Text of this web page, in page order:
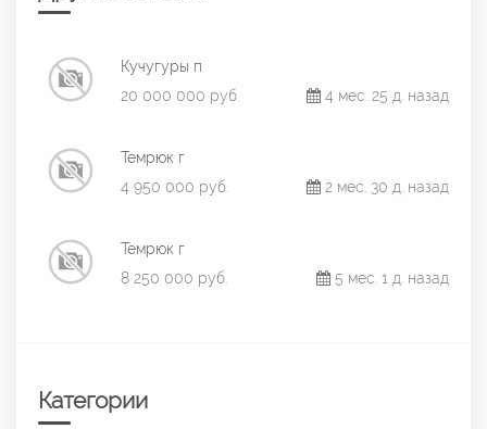
Кучугуры п
20 000 000 руб.
4 мес. 25 д. назад
Темрюк г
4 950 000 руб.
2 мес. 30 д. назад
Темрюк г
8 250 000 руб.
5 мес. 1 д. назад
Категории